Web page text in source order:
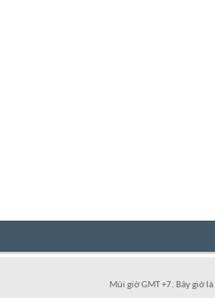
Múi giờ GMT +7. Bây giờ là